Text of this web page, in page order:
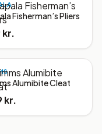
Fisherman’s Pliers
kr.
Alumibite Cleat
kr.